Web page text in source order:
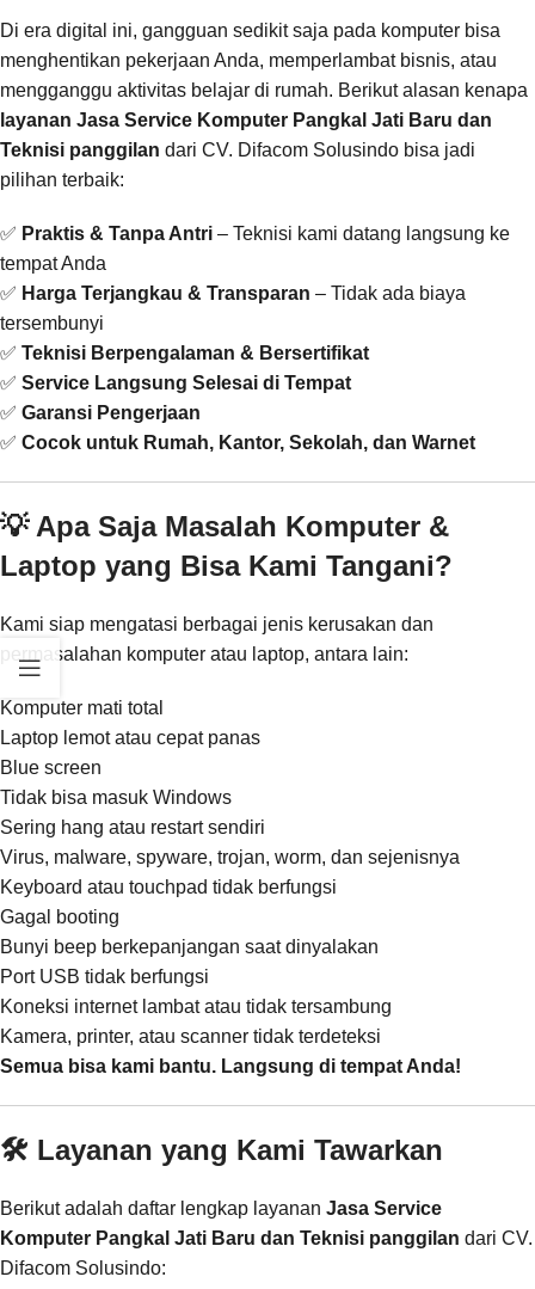
Di era digital ini, gangguan sedikit saja pada komputer bisa
menghentikan pekerjaan Anda, memperlambat bisnis, atau
mengganggu aktivitas belajar di rumah. Berikut alasan kenapa
layanan Jasa Service Komputer Pangkal Jati Baru dan
Teknisi panggilan dari CV. Difacom Solusindo bisa jadi
pilihan terbaik:
✅ Praktis & Tanpa Antri – Teknisi kami datang langsung ke
tempat Anda
✅ Harga Terjangkau & Transparan – Tidak ada biaya
tersembunyi
✅ Teknisi Berpengalaman & Bersertifikat
✅ Service Langsung Selesai di Tempat
✅ Garansi Pengerjaan
✅ Cocok untuk Rumah, Kantor, Sekolah, dan Warnet
💡 Apa Saja Masalah Komputer &
Laptop yang Bisa Kami Tangani?
Kami siap mengatasi berbagai jenis kerusakan dan
permasalahan komputer atau laptop, antara lain:
Komputer mati total
Laptop lemot atau cepat panas
Blue screen
Tidak bisa masuk Windows
Sering hang atau restart sendiri
Virus, malware, spyware, trojan, worm, dan sejenisnya
Keyboard atau touchpad tidak berfungsi
Gagal booting
Bunyi beep berkepanjangan saat dinyalakan
Port USB tidak berfungsi
Koneksi internet lambat atau tidak tersambung
Kamera, printer, atau scanner tidak terdeteksi
Semua bisa kami bantu. Langsung di tempat Anda!
🛠️ Layanan yang Kami Tawarkan
Berikut adalah daftar lengkap layanan Jasa Service
Komputer Pangkal Jati Baru dan Teknisi panggilan dari CV.
Difacom Solusindo: